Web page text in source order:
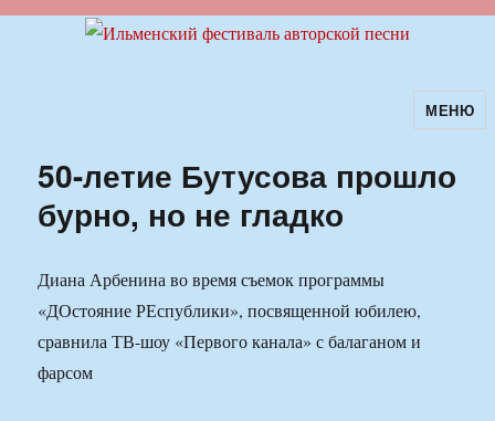
Ильменский фестиваль авторской
песни
МЕНЮ
50-летие Бутусова прошло
бурно, но не гладко
Диана Арбенина во время съемок программы
«ДОстояние РЕспублики», посвященной юбилею,
сравнила ТВ-шоу «Первого канала» с балаганом и
фарсом